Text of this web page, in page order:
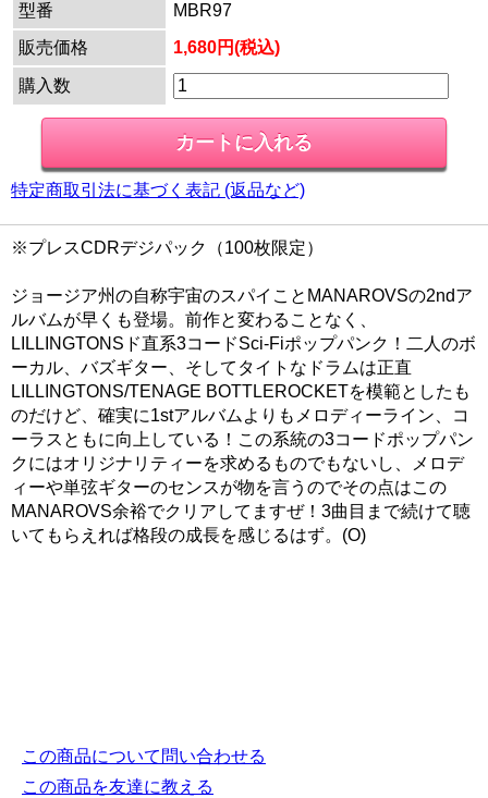
型番
MBR97
販売価格
1,680円(税込)
購入数
特定商取引法に基づく表記 (返品など)
※プレスCDRデジパック（100枚限定）
ジョージア州の自称宇宙のスパイことMANAROVSの2ndア
ルバムが早くも登場。前作と変わることなく、
LILLINGTONSド直系3コードSci-Fiポップパンク！二人のボ
ーカル、バズギター、そしてタイトなドラムは正直
LILLINGTONS/TENAGE BOTTLEROCKETを模範としたも
のだけど、確実に1stアルバムよりもメロディーライン、コ
ーラスともに向上している！この系統の3コードポップパン
クにはオリジナリティーを求めるものでもないし、メロデ
ィーや単弦ギターのセンスが物を言うのでその点はこの
MANAROVS余裕でクリアしてますぜ！3曲目まで続けて聴
いてもらえれば格段の成長を感じるはず。(O)
この商品について問い合わせる
この商品を友達に教える